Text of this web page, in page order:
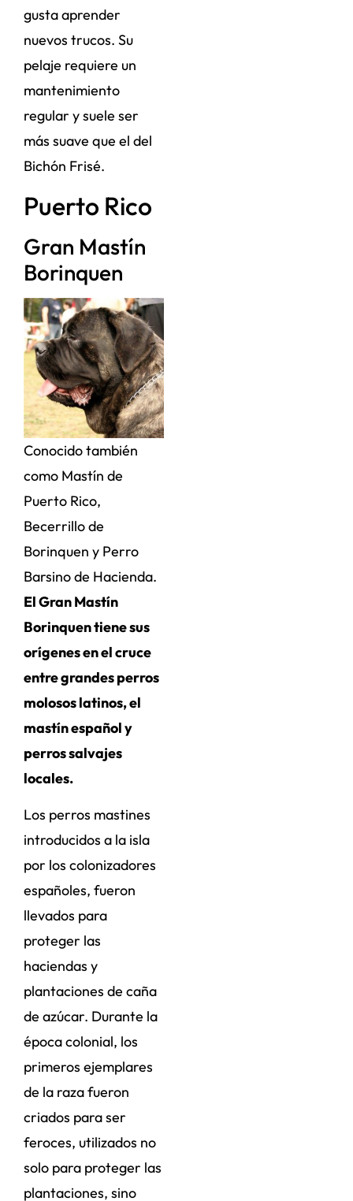
gusta aprender
nuevos trucos. Su
pelaje requiere un
mantenimiento
regular y suele ser
más suave que el del
Bichón Frisé.
Puerto Rico
Gran Mastín
Borinquen
Conocido también
como Mastín de
Puerto Rico,
Becerrillo de
Borinquen y Perro
Barsino de Hacienda.
El Gran Mastín
Borinquen tiene sus
orígenes en el cruce
entre grandes perros
molosos latinos, el
mastín español y
perros salvajes
locales.
Los perros mastines
introducidos a la isla
por los colonizadores
españoles, fueron
llevados para
proteger las
haciendas y
plantaciones de caña
de azúcar. Durante la
época colonial, los
primeros ejemplares
de la raza fueron
criados para ser
feroces, utilizados no
solo para proteger las
plantaciones, sino